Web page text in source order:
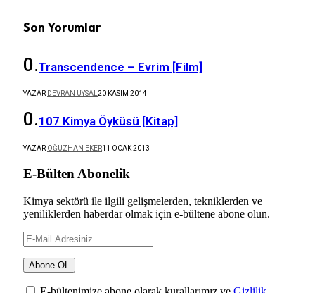
Son Yorumlar
Transcendence – Evrim [Film]
YAZAR DEVRAN UYSAL20 KASIM 2014
107 Kimya Öyküsü [Kitap]
YAZAR OĞUZHAN EKER11 OCAK 2013
E-Bülten Abonelik
Kimya sektörü ile ilgili gelişmelerden, tekniklerden ve
yeniliklerden haberdar olmak için e-bültene abone olun.